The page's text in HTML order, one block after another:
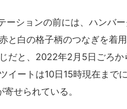
ーションの前には、ハンバー
と白の格子柄のつなぎを着
だと、2022年2月5日ごろ
イートは10日15時現在ま
せられている。